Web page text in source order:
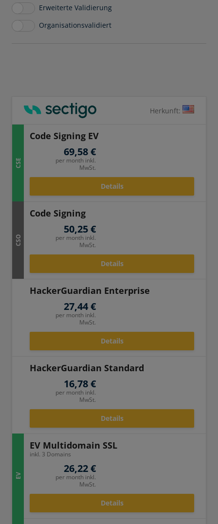
Erweiterte Validierung
Organisationsvalidiert
Herkunft:
CSE
Code Signing EV
69,58 €
per month inkl.
MwSt.
Details
CSO
Code Signing
50,25 €
per month inkl.
MwSt.
Details
HackerGuardian Enterprise
27,44 €
per month inkl.
MwSt.
Details
HackerGuardian Standard
16,78 €
per month inkl.
MwSt.
Details
EV
EV Multidomain SSL
inkl. 3 Domains
26,22 €
per month inkl.
MwSt.
Details